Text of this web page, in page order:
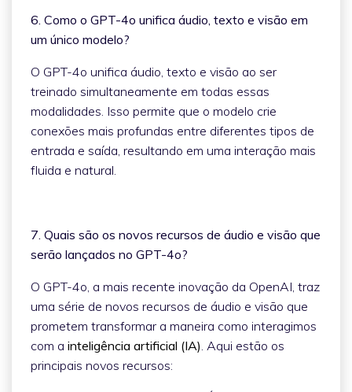
6. Como o GPT-4o unifica áudio, texto e visão em
um único modelo?
O GPT-4o unifica áudio, texto e visão ao ser
treinado simultaneamente em todas essas
modalidades. Isso permite que o modelo crie
conexões mais profundas entre diferentes tipos de
entrada e saída, resultando em uma interação mais
fluida e natural.
7. Quais são os novos recursos de áudio e visão que
serão lançados no GPT-4o?
O GPT-4o, a mais recente inovação da OpenAI, traz
uma série de novos recursos de áudio e visão que
prometem transformar a maneira como interagimos
com a inteligência artificial (IA) . Aqui estão os
principais novos recursos: